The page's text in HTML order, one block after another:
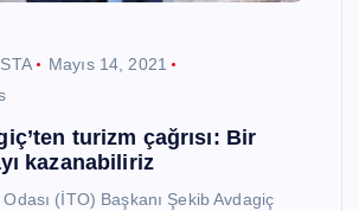
Mayıs 14, 2021
turizm çağrısı: Bir
kazanabiliriz
(İTO) Başkanı Şekib Avdagiç